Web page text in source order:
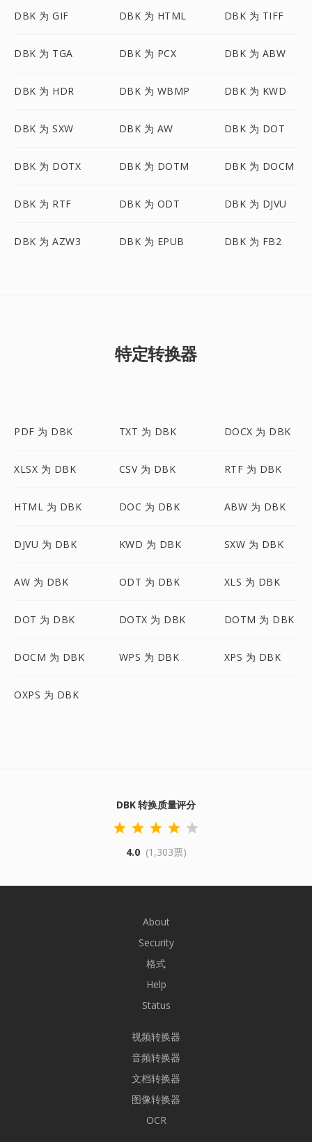
DBK 为 GIF DBK 为 HTML DBK 为 TIFF
DBK 为 TGA DBK 为 PCX DBK 为 ABW
DBK 为 HDR DBK 为 WBMP DBK 为 KWD
DBK 为 SXW DBK 为 AW DBK 为 DOT
DBK 为 DOTX DBK 为 DOTM DBK 为 DOCM
DBK 为 RTF DBK 为 ODT DBK 为 DJVU
DBK 为 AZW3 DBK 为 EPUB DBK 为 FB2
特定转换器
PDF 为 DBK TXT 为 DBK DOCX 为 DBK
XLSX 为 DBK CSV 为 DBK RTF 为 DBK
HTML 为 DBK DOC 为 DBK ABW 为 DBK
DJVU 为 DBK KWD 为 DBK SXW 为 DBK
AW 为 DBK ODT 为 DBK XLS 为 DBK
DOT 为 DBK DOTX 为 DBK DOTM 为 DBK
DOCM 为 DBK WPS 为 DBK XPS 为 DBK
OXPS 为 DBK
DBK 转换质量评分
4.0 (1,303票)
About
Security
格式
Help
Status
视频转换器
音频转换器
文档转换器
图像转换器
OCR